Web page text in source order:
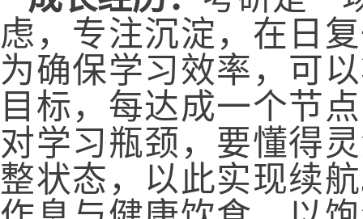
虑，专注沉淀，在日
为确保学习效率，可
目标，每达成一个节
对学习瓶颈，要懂得
整状态，以此实现续